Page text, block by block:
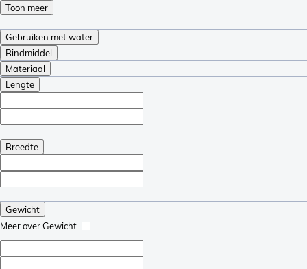
Toon meer
Gebruiken met water
Bindmiddel
Materiaal
Lengte
Breedte
Gewicht
Meer over Gewicht